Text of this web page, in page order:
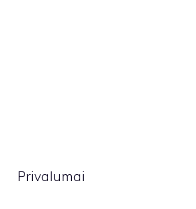
Privalumai